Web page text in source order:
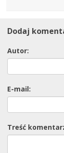
Dodaj
Autor:
E-mail:
Treść